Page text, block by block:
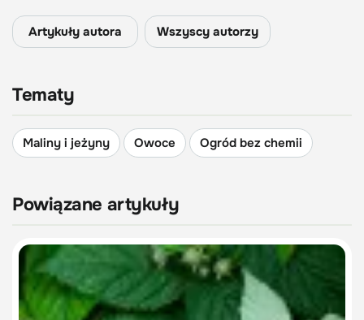
Artykuły autora Wszyscy autorzy
Tematy
Maliny i jeżyny Owoce Ogród bez chemii
Powiązane artykuły